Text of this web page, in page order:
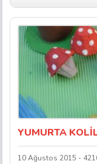
YUMURTA
10 Ağustos 2015 -